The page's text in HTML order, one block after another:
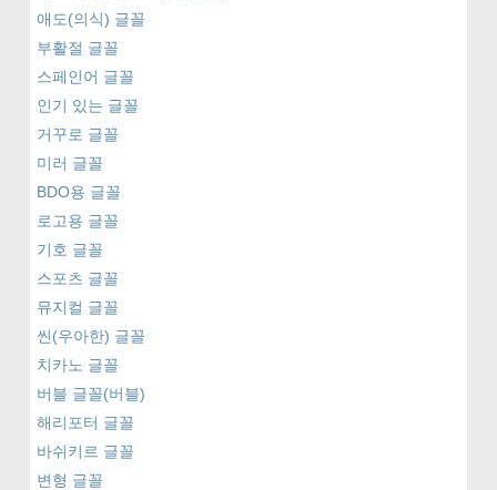
애도(의식) 글꼴
부활절 글꼴
스페인어 글꼴
인기 있는 글꼴
거꾸로 글꼴
미러 글꼴
BDO용 글꼴
로고용 글꼴
기호 글꼴
스포츠 글꼴
뮤지컬 글꼴
씬(우아한) 글꼴
치카노 글꼴
버블 글꼴(버블)
해리포터 글꼴
바쉬키르 글꼴
변형 글꼴